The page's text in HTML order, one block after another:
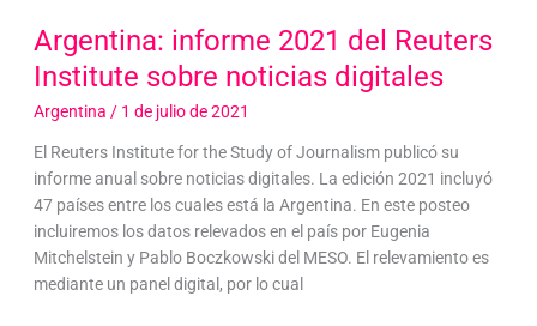
Argentina: informe 2021 del Reuters
Institute sobre noticias digitales
Argentina / 1 de julio de 2021
El Reuters Institute for the Study of Journalism publicó su
informe anual sobre noticias digitales. La edición 2021 incluyó
47 países entre los cuales está la Argentina. En este posteo
incluiremos los datos relevados en el país por Eugenia
Mitchelstein y Pablo Boczkowski del MESO. El relevamiento es
mediante un panel digital, por lo cual